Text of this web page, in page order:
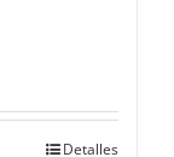
Detalles